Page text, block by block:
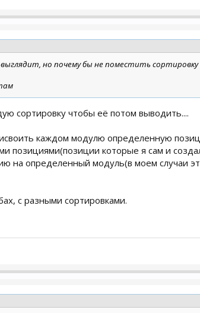
но почему бы не поместить
сортировку чтобы её потом выводить....
каждом модулю определенную
позициями(позиции которые я сам и
на определенный модуль(в моем случаи
с разными сортировками.